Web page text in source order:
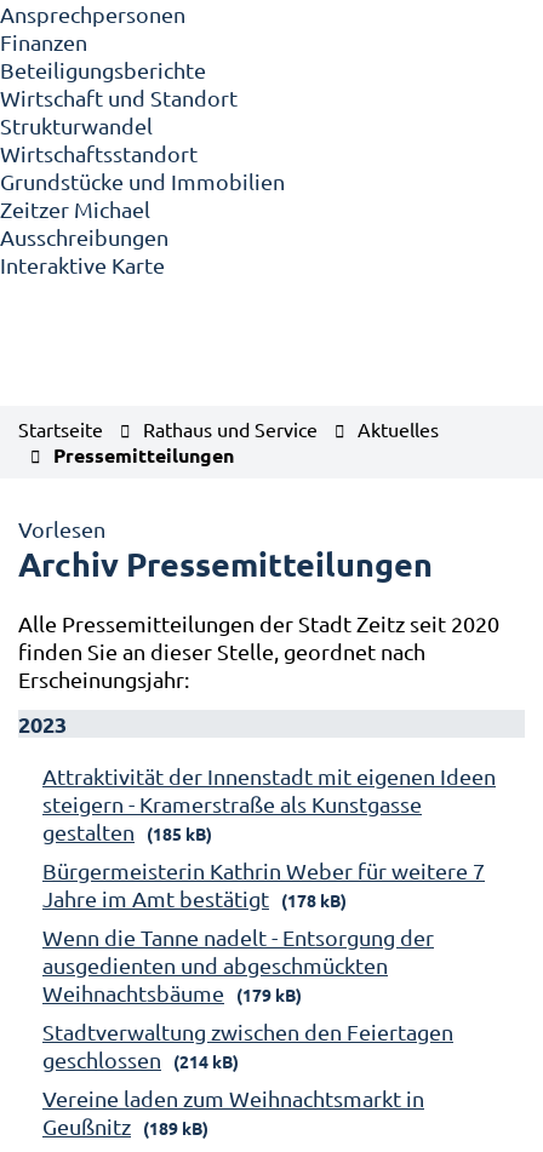
Ansprechpersonen
Finanzen
Beteiligungsberichte
Wirtschaft und Standort
Strukturwandel
Wirtschaftsstandort
Grundstücke und Immobilien
Zeitzer Michael
Ausschreibungen
Interaktive Karte
Startseite Rathaus und Service Aktuelles
Pressemitteilungen
Vorlesen
Archiv Pressemitteilungen
Alle Pressemitteilungen der Stadt Zeitz seit 2020
finden Sie an dieser Stelle, geordnet nach
Erscheinungsjahr:
2023
Attraktivität der Innenstadt mit eigenen Ideen
steigern - Kramerstraße als Kunstgasse
gestalten
(185 kB)
Bürgermeisterin Kathrin Weber für weitere 7
Jahre im Amt bestätigt
(178 kB)
Wenn die Tanne nadelt - Entsorgung der
ausgedienten und abgeschmückten
Weihnachtsbäume
(179 kB)
Stadtverwaltung zwischen den Feiertagen
geschlossen
(214 kB)
Vereine laden zum Weihnachtsmarkt in
Geußnitz
(189 kB)